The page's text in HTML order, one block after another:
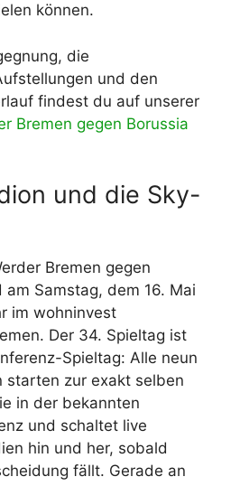
können.
die
und den
findest du auf unserer
Bremen gegen Borussia
und die Sky-
Bremen gegen
am Samstag, dem 16. Mai
im wohninvest
Der 34. Spieltag ist
Spieltag: Alle neun
starten zur exakt selben
in der bekannten
und schaltet live
hin und her, sobald
fällt. Gerade an